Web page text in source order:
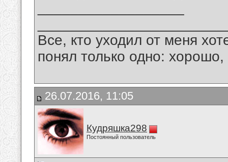
Все, кто уходил от меня
понял только одно:
26.07.2016, 11:05
Кудряшка298
Постоянный пользователь